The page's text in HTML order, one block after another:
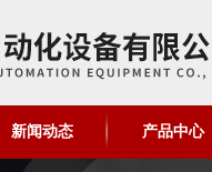
新闻动态 产品中心